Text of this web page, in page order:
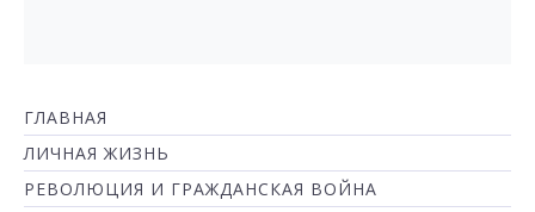
ГЛАВНАЯ
ЛИЧНАЯ ЖИЗНЬ
РЕВОЛЮЦИЯ И ГРАЖДАНСКАЯ ВОЙНА